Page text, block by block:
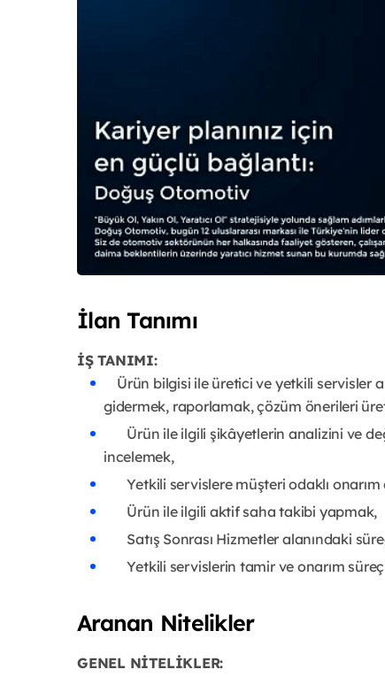
İlan Tanımı
İŞ TANIMI:
Ürün bilgisi ile üretici ve yetkili servisler
gidermek, raporlamak, çözüm önerileri
Ürün ile ilgili şikâyetlerin analizini ve
incelemek,
Yetkili servislere müşteri odaklı onarım
Ürün ile ilgili aktif saha takibi yapmak,
Satış Sonrası Hizmetler alanındaki
Yetkili servislerin tamir ve onarım
Aranan Nitelikler
GENEL NİTELİKLER: